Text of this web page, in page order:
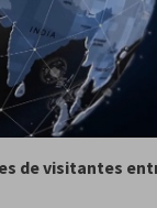
de visitantes